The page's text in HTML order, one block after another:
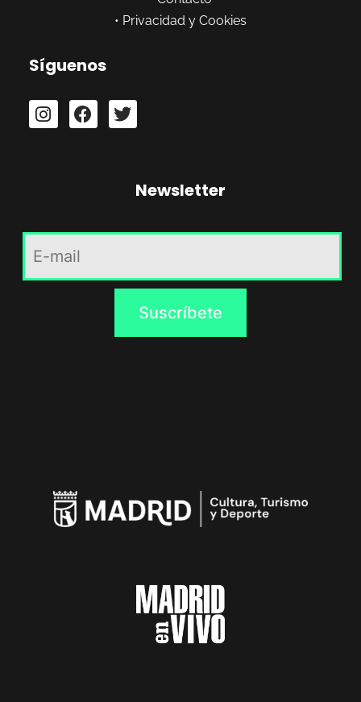
• Privacidad y Cookies
Síguenos
Newsletter